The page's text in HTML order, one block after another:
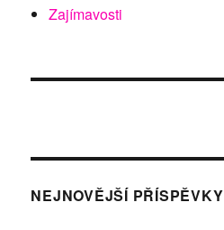
Zajímavosti
NEJNOVĚJŠÍ PŘÍSPĚVKY